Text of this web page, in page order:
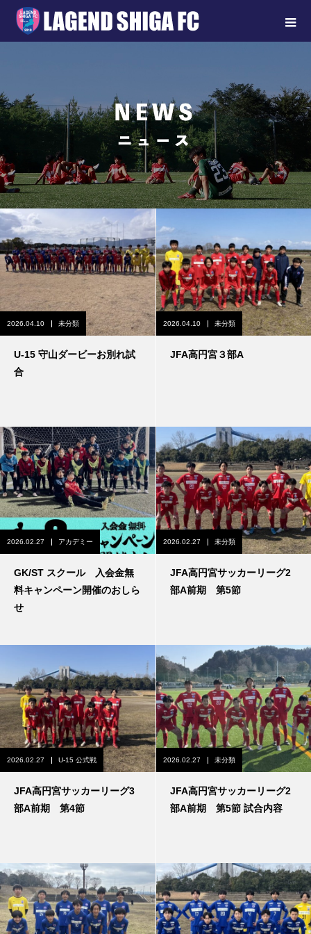
2026.04.10 未分類
U-15 守山ダービーお別れ試
合
2026.04.10 未分類
JFA高円宮３部A
2026.02.27 アカデミー
GK/ST スクール 入会金無
料キャンペーン開催のおしら
せ
2026.02.27 未分類
JFA高円宮サッカーリーグ2
部A前期 第5節
2026.02.27 U-15 公式戦
JFA高円宮サッカーリーグ3
部A前期 第4節
2026.02.27 未分類
JFA高円宮サッカーリーグ2
部A前期 第5節 試合内容